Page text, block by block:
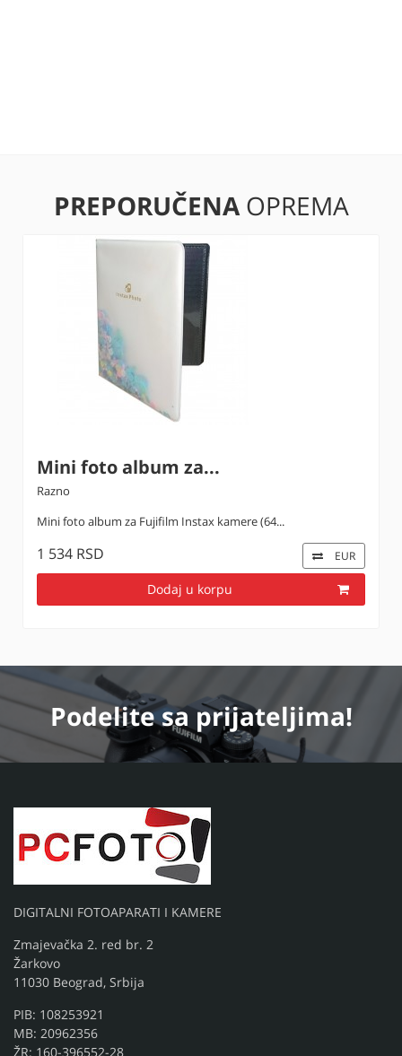
PREPORUČENAOPREMA
Mini foto album za...
Razno
Mini foto album za Fujifilm Instax kamere (64...
1 534 RSD EUR
Dodaj u korpu
Podelitesa prijateljima!
DIGITALNI FOTOAPARATI I KAMERE
Zmajevačka 2. red br. 2
Žarkovo
11030 Beograd, Srbija
PIB: 108253921
MB: 20962356
ŽR: 160-396552-28